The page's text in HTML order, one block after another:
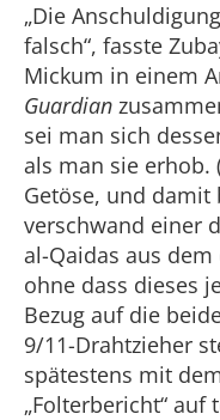
„Die
falsch“, fasste
Mickum in einem
Guardian
sei man sich
als man sie erhob.
Getöse, und damit
verschwand einer
al-Qaidas aus
ohne dass dieses
Bezug auf die
9/11-Drahtzieher
spätestens mit
„Folterbericht“ auf